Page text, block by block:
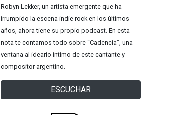
Robyn Lekker, un artista emergente que ha
irrumpido la escena indie rock en los últimos
años, ahora tiene su propio podcast. En esta
nota te contamos todo sobre “Cadencia”, una
ventana al ideario íntimo de este cantante y
compositor argentino.
ESCUCHAR